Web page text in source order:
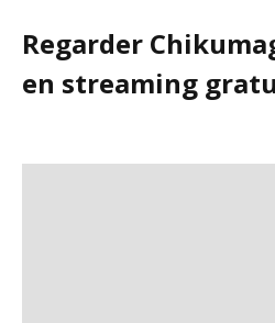
Regarder
en streaming